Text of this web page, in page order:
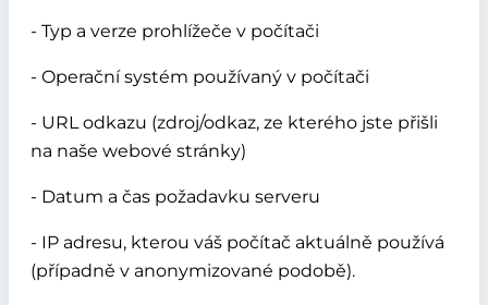
- Typ a verze prohlížeče v počítači
- Operační systém používaný v počítači
- URL odkazu (zdroj/odkaz, ze kterého jste přišli
na naše webové stránky)
- Datum a čas požadavku serveru
- IP adresu, kterou váš počítač aktuálně používá
(případně v anonymizované podobě).